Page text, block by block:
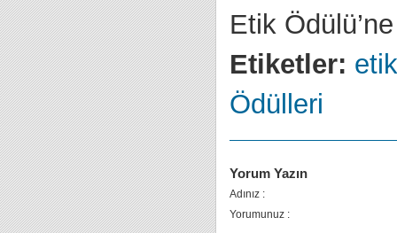
Etik
Etiketler: etik
Ödülleri
Yorum Yazın
Adınız :
Yorumunuz :